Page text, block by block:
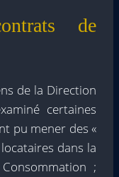
de
de la Direction
certaines
pu mener des «
dans la
;